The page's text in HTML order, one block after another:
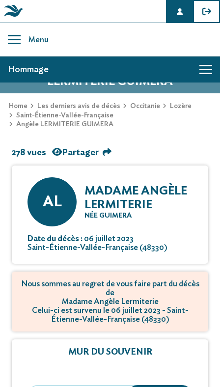
content
Menu
AVIS DE DÉCÈS DE ANGÈLE
LERMITERIE GUIMERA
Home Les derniers avis de décès Occitanie
Lozère
Saint-Étienne-Vallée-Française
Angèle LERMITERIE GUIMERA
Hommage
278 vues Partager
AL
MADAME ANGÈLE
LERMITERIE
NÉE GUIMERA
Date du décès : 06 juillet 2023
Saint-Étienne-Vallée-Française (48330)
Nous sommes au regret de vous faire part du décès
de
Madame Angèle Lermiterie
Celui-ci est survenu le 06 juillet 2023 - Saint-
Étienne-Vallée-Française (48330)
MUR DU SOUVENIR